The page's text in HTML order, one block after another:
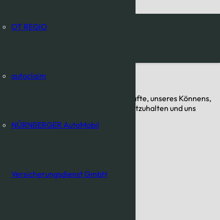
OT REGIO
autoclaim
NÜRNBERGER AutoMobil
Versicherungsdienst GmbH
quo – und werden uns unserer Kräfte, unseres Könnens,
Pläne und Ziele festzuhalten und uns